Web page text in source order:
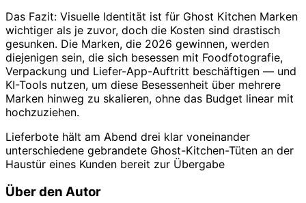
Das Fazit: Visuelle Identität ist für Ghost Kitchen Marken
wichtiger als je zuvor, doch die Kosten sind drastisch
gesunken. Die Marken, die 2026 gewinnen, werden
diejenigen sein, die sich besessen mit Foodfotografie,
Verpackung und Liefer-App-Auftritt beschäftigen — und
KI-Tools nutzen, um diese Besessenheit über mehrere
Marken hinweg zu skalieren, ohne das Budget linear mit
hochzuziehen.
Lieferbote hält am Abend drei klar voneinander
unterschiedene gebrandete Ghost-Kitchen-Tüten an der
Haustür eines Kunden bereit zur Übergabe
Über den Autor